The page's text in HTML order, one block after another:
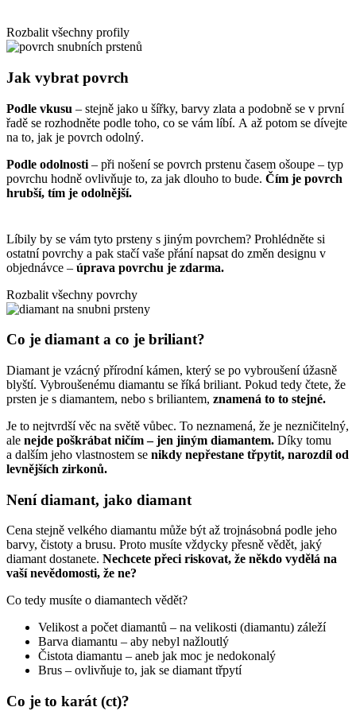
Rozbalit všechny profily
Jak vybrat povrch
Podle vkusu – stejně jako u šířky, barvy zlata a podobně se v první
řadě se rozhodněte podle toho, co se vám líbí. A až potom se dívejte
na to, jak je povrch odolný.
Podle odolnosti – při nošení se povrch prstenu časem ošoupe – typ
povrchu hodně ovlivňuje to, za jak dlouho to bude. Čím je povrch
hrubší, tím je odolnější.
Líbily by se vám tyto prsteny s jiným povrchem? Prohlédněte si
ostatní povrchy a pak stačí vaše přání napsat do změn designu v
objednávce – úprava povrchu je zdarma.
Rozbalit všechny povrchy
Co je diamant a co je briliant?
Diamant je vzácný přírodní kámen, který se po vybroušení úžasně
blyští. Vybroušenému diamantu se říká briliant. Pokud tedy čtete, že
prsten je s diamantem, nebo s briliantem, znamená to to stejné.
Je to nejtvrdší věc na světě vůbec. To neznamená, že je nezničitelný,
ale nejde poškrábat ničím – jen jiným diamantem. Díky tomu
a dalším jeho vlastnostem se nikdy nepřestane třpytit, narozdíl od
levnějších zirkonů.
Není diamant, jako diamant
Cena stejně velkého diamantu může být až trojnásobná podle jeho
barvy, čistoty a brusu. Proto musíte vždycky přesně vědět, jaký
diamant dostanete. Nechcete přeci riskovat, že někdo vydělá na
vaší nevědomosti, že ne?
Co tedy musíte o diamantech vědět?
Velikost a počet diamantů – na velikosti (diamantu) záleží
Barva diamantu – aby nebyl nažloutlý
Čistota diamantu – aneb jak moc je nedokonalý
Brus – ovlivňuje to, jak se diamant třpytí
Co je to karát (ct)?